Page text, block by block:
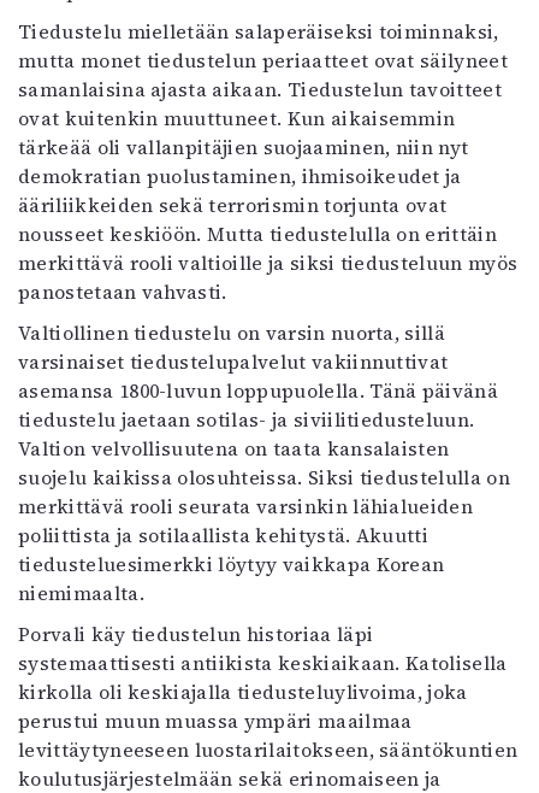
5/2025 saame
5/2025
Lehtiarkisto
Info
Tilaus ja irtonumerot
Yhteistyössä
Toimitus
Mediatiedot
Tiedustelu mielletään salaperäiseksi toiminnaksi,
mutta monet tiedustelun periaatteet ovat säilyneet
samanlaisina ajasta aikaan. Tiedustelun tavoitteet
ovat kuitenkin muuttuneet. Kun aikaisemmin
tärkeää oli vallanpitäjien suojaaminen, niin nyt
demokratian puolustaminen, ihmisoikeudet ja
ääriliikkeiden sekä terrorismin torjunta ovat
nousseet keskiöön. Mutta tiedustelulla on erittäin
merkittävä rooli valtioille ja siksi tiedusteluun myös
panostetaan vahvasti.
Valtiollinen tiedustelu on varsin nuorta, sillä
varsinaiset tiedustelupalvelut vakiinnuttivat
asemansa 1800-luvun loppupuolella. Tänä päivänä
tiedustelu jaetaan sotilas- ja siviilitiedusteluun.
Valtion velvollisuutena on taata kansalaisten
suojelu kaikissa olosuhteissa. Siksi tiedustelulla on
merkittävä rooli seurata varsinkin lähialueiden
poliittista ja sotilaallista kehitystä. Akuutti
tiedusteluesimerkki löytyy vaikkapa Korean
niemimaalta.
Porvali käy tiedustelun historiaa läpi
systemaattisesti antiikista keskiaikaan. Katolisella
kirkolla oli keskiajalla tiedusteluylivoima, joka
perustui muun muassa ympäri maailmaa
levittäytyneeseen luostarilaitokseen, sääntökuntien
koulutusjärjestelmään sekä erinomaiseen ja